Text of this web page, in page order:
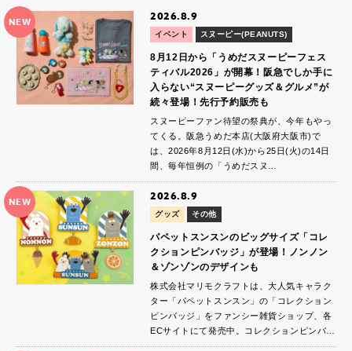
NEW 2026.8.9
イベント スヌーピー(PEANUTS)
8月12日から「うめだスヌーピーフェス
ティバル2026」が開幕！阪急でしか手に
入らない“スヌーピーグッズ＆グルメ”が
続々登場！先行予約販売も
スヌーピーファン待望の祭典が、今年もやっ
てくる。阪急うめだ本店(大阪府大阪市)で
は、2026年8月12日(水)から25日(火)の14日
間、毎年恒例の「うめだスヌ…
NEW 2026.8.9
グッズ その他
パペットスンスンのビッグサイズ「コレ
クションピンバッジ」が登場！ノンノン
＆ゾンゾンのデザインも
株式会社マリモクラフトは、大人気キャラク
ター「パペットスンスン」の「コレクション
ピンバッジ」をファンシー雑貨ショップ、各
ECサイトにて発売中。コレクションピンバ…